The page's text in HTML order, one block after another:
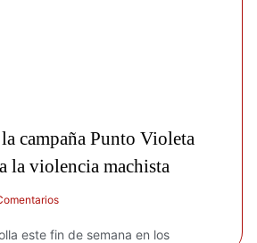
campaña Punto Violeta
la violencia machista
este fin de semana en los